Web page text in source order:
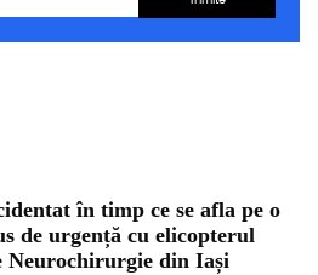
în timp ce se afla pe o
de urgență cu elicopterul
Neurochirurgie din Iași